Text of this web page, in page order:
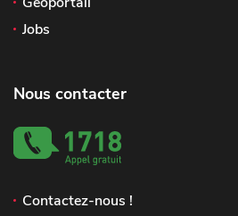
Jobs
Nous contacter
Contactez-nous !